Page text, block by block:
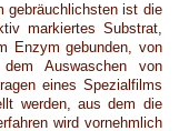
gebräuchlichsten ist die
markiertes Substrat,
Enzym gebunden, von
Auswaschen von
eines Spezialfilms
werden, aus dem die
wird vornehmlich